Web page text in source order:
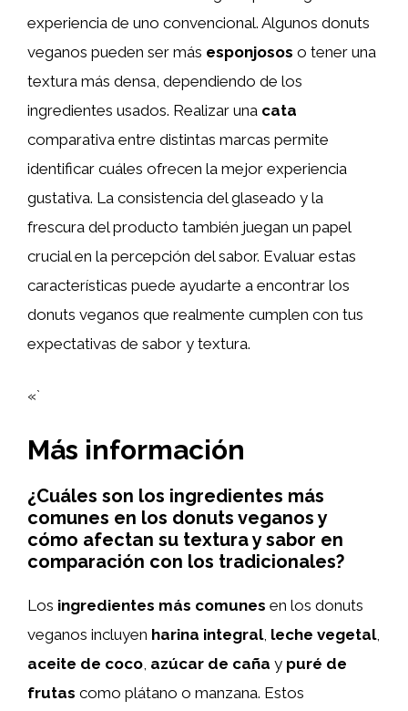
experiencia de uno convencional. Algunos donuts
veganos pueden ser más esponjosos o tener una
textura más densa, dependiendo de los
ingredientes usados. Realizar una cata
comparativa entre distintas marcas permite
identificar cuáles ofrecen la mejor experiencia
gustativa. La consistencia del glaseado y la
frescura del producto también juegan un papel
crucial en la percepción del sabor. Evaluar estas
características puede ayudarte a encontrar los
donuts veganos que realmente cumplen con tus
expectativas de sabor y textura.
«`
Más información
¿Cuáles son los ingredientes más
comunes en los donuts veganos y
cómo afectan su textura y sabor en
comparación con los tradicionales?
Los ingredientes más comunes en los donuts
veganos incluyen harina integral, leche vegetal,
aceite de coco azúcar de caña y puré de
frutas como plátano o manzana. Estos